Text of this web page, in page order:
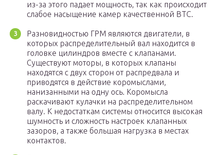
из-за этого падает мощность, так как происходит
слабое насыщение камер качественной ВТС.
Разновидностью ГРМ являются двигатели, в
которых распределительный вал находится в
головке цилиндров вместе с клапанами.
Существуют моторы, в которых клапаны
находятся с двух сторон от распредвала и
приводятся в действие коромыслами,
нанизанными на одну ось. Коромысла
раскачивают кулачки на распределительном
валу. К недостаткам системы относится высокая
шумность и сложность настроек клапанных
зазоров, а также большая нагрузка в местах
контактов.